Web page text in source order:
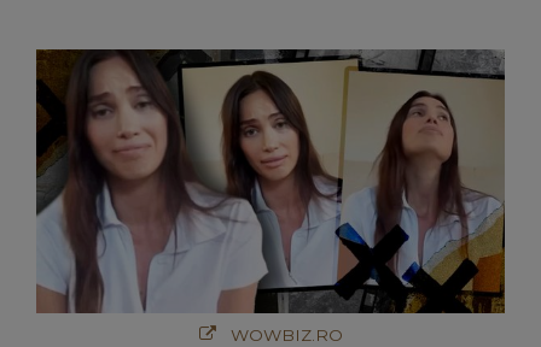
tot, a mai atras atenția asupra unui aspect,
ignorat: "Aceste tumori...”
WOWBIZ.RO